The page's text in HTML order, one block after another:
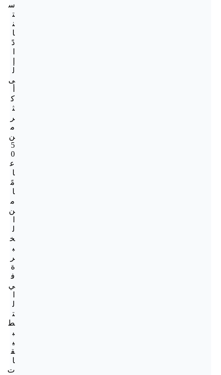
س
ت
ن
ا
دً
ل
ى
ك
ث
ر
م
ن
5
0
ع
ا
مً
ا
م
ن
ل
خ
ب
ر
ة
ف
ي
ل
ت
ط
ب
ي
ق
ا
ت